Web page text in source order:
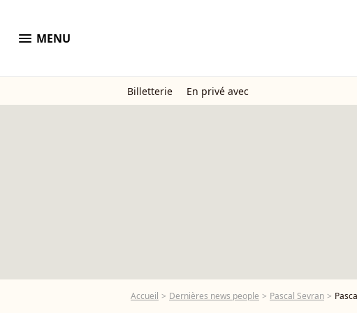
menu MENU
Billetterie En privé avec
Accueil Dernières news people Pascal Sevran